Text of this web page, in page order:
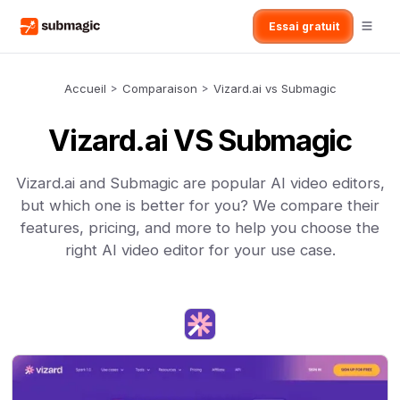
Essai gratuit
Accueil > Comparaison > Vizard.ai vs Submagic
Vizard.ai VS Submagic
Vizard.ai and Submagic are popular AI video editors,
but which one is better for you? We compare their
features, pricing, and more to help you choose the
right AI video editor for your use case.